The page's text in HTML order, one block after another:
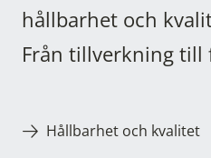
hållbarhet och
Från tillverkning till
Hållbarhet och kvalitet